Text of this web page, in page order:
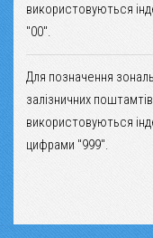
використовуються
"00".
Для позначення
залізничних
використовуються
цифрами "999".